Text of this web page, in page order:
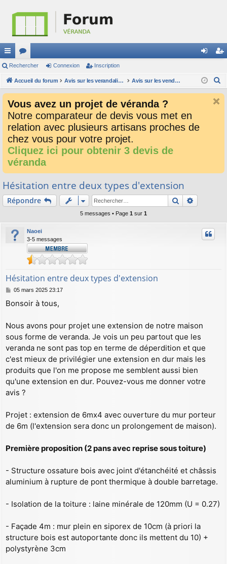
ac
co
ci
or
u
s
ne cri
Rechercher Connexion Inscription
Accueil du forum Avis sur les verandalistes et les devis Avis sur les vendeurs de véranda
Vous avez un projet de véranda ?
Notre comparateur de devis vous met en
relation avec plusieurs artisans proches de
chez vous pour votre projet.
Cliquez ici pour obtenir 3 devis de
véranda
Hésitation entre deux types d'extension
Répondre Rechercher
5 messages • Page 1 sur 1
Naoei
3-5 messages
Hésitation entre deux types d'extension
M
s
g
e
05 mars 2025 23:17
Bonsoir à tous,
Nous avons pour projet une extension de notre maison
sous forme de veranda. Je vois un peu partout que les
veranda ne sont pas top en terme de déperdition et que
c'est mieux de privilégier une extension en dur mais les
produits que l'on me propose me semblent aussi bien
qu'une extension en dur. Pouvez-vous me donner votre
avis ?
Projet : extension de 6mx4 avec ouverture du mur porteur
de 6m (l'extension sera donc un prolongement de maison).
Première proposition (2 pans avec reprise sous toiture)
- Structure ossature bois avec joint d'étanchéité et châssis
aluminium à rupture de pont thermique à double barretage.
- Isolation de la toiture : laine minérale de 120mm (U = 0.27)
- Façade 4m : mur plein en siporex de 10cm (à priori la
structure bois est autoportante donc ils mettent du 10) +
polystyrène 3cm